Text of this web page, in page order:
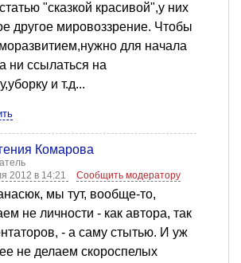
"сказкой красивой",у них
другое мировоззрение. Чтобы
для начала
ни ссылаться на
и т.д...
Комарова
2012 в 14:21
Сообщить модератору
мы тут, вообще-то,
не личности - как автора, так
- а саму стытью. И уж
не делаем скороспелых